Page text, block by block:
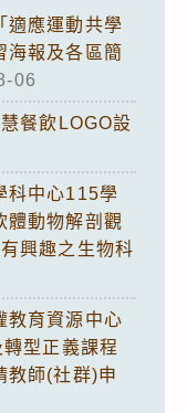
適應運動共學
海報及各區簡
06
餐飲LOGO設
科中心115學
體動物解剖觀
興趣之生物科
教育資源中心
型正義課程
教師(社群)申